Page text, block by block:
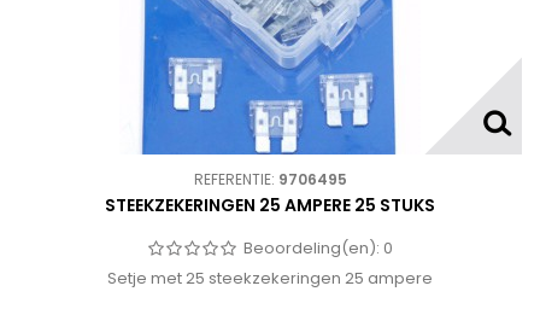
REFERENTIE: 9706495
STEEKZEKERINGEN 25 AMPERE 25 STUKS
Beoordeling(en): 0
Setje met 25 steekzekeringen 25 ampere